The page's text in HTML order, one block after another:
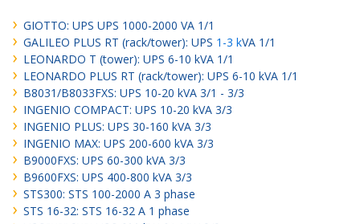
GIOTTO: UPS UPS 1000-2000 VA 1/1
GALILEO PLUS RT (rack/tower): UPS 1-3 kVA 1/1
LEONARDO T (tower): UPS 6-10 kVA 1/1
LEONARDO PLUS RT (rack/tower): UPS 6-10 kVA 1/1
B8031/B8033FXS: UPS 10-20 kVA 3/1 - 3/3
INGENIO COMPACT: UPS 10-20 kVA 3/3
INGENIO PLUS: UPS 30-160 kVA 3/3
INGENIO MAX: UPS 200-600 kVA 3/3
B9000FXS: UPS 60-300 kVA 3/3
B9600FXS: UPS 400-800 kVA 3/3
STS300: STS 100-2000 A 3 phase
STS 16-32: STS 16-32 A 1 phase